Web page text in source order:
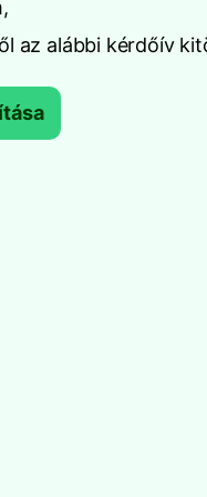
az alábbi kérdőív